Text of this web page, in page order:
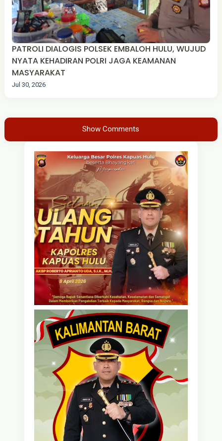
PATROLI DIALOGIS POLSEK EMBALOH HULU, WUJUD
NYATA KEHADIRAN POLRI JAGA KEAMANAN
MASYARAKAT
Jul 30, 2026
Show Comments